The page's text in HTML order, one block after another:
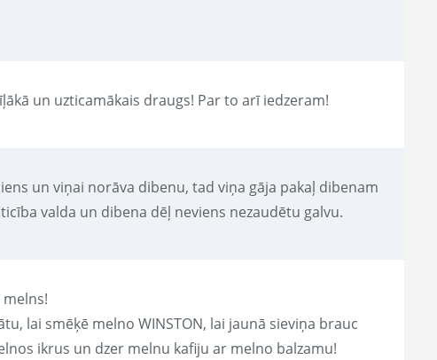
un uzticamākais draugs! Par to arī iedzeram!
un viņai norāva dibenu, tad viņa gāja pakaļ dibenam
valda un dibena dēļ neviens nezaudētu galvu.
lai smēķē melno WINSTON, lai jaunā sieviņa brauc
ikrus un dzer melnu kafiju ar melno balzamu!